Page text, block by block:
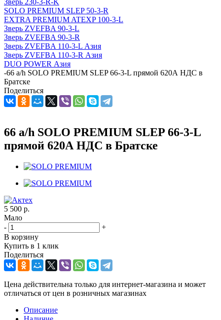
Зверь 230-3-R-K
SOLO PREMIUM SLEP 50-3-R
EXTRA PREMIUM ATEXP 100-3-L
Зверь ZVEFBA 90-3-L
Зверь ZVEFBA 90-3-R
Зверь ZVEFBA 110-3-L Азия
Зверь ZVEFBA 110-3-R Азия
DUO POWER Азия
-66 a/h SOLO PREMIUM SLEP 66-3-L прямой 620А НДС в
Братске
Поделиться
66 a/h SOLO PREMIUM SLEP 66-3-L
прямой 620А НДС в Братске
5 500 р.
Мало
-
+
В корзину
Купить в 1 клик
Поделиться
Цена действительна только для интернет-магазина и может
отличаться от цен в розничных магазинах
Описание